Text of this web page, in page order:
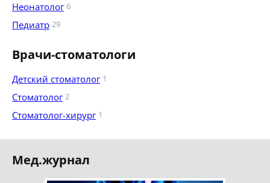
Неонатолог 6
Педиатр 29
Врачи-стоматологи
Детский стоматолог 1
Стоматолог 2
Стоматолог-хирург 1
Мед.журнал